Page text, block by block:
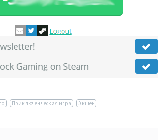
Приключенческая игра Экшен